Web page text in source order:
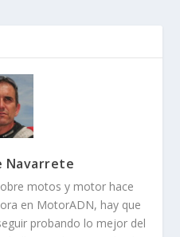
Navarrete
motos y motor hace
en MotorADN, hay que
probando lo mejor del